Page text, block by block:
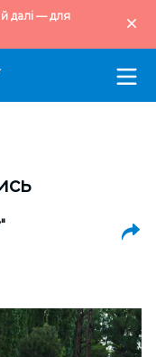
далі — для